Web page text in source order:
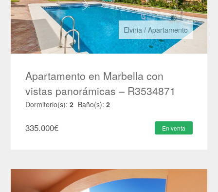
Elviria/ Apartamento
Apartamento en Marbella con
vistas panorámicas – R3534871
Dormitorio(s): 2 Baño(s): 2
335.000€ En venta